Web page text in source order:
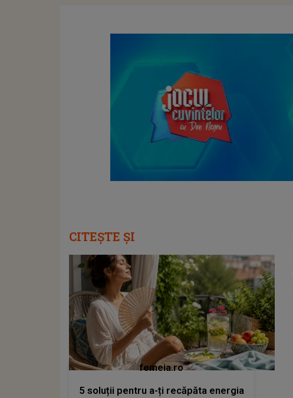
CITEȘTE ȘI
femeia.ro
5 soluții pentru a-ți recăpăta energia